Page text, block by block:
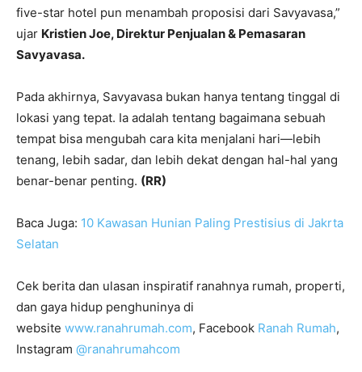
five-star hotel pun menambah proposisi dari Savyavasa,”
ujar Kristien Joe, Direktur Penjualan & Pemasaran
Savyavasa.
Pada akhirnya, Savyavasa bukan hanya tentang tinggal di
lokasi yang tepat. Ia adalah tentang bagaimana sebuah
tempat bisa mengubah cara kita menjalani hari—lebih
tenang, lebih sadar, dan lebih dekat dengan hal-hal yang
benar-benar penting. (RR)
Baca Juga: 10 Kawasan Hunian Paling Prestisius di Jakrta
Selatan
Cek berita dan ulasan inspiratif ranahnya rumah, properti,
dan gaya hidup penghuninya di
website www.ranahrumah.com, Facebook Ranah Rumah,
Instagram @ranahrumahcom